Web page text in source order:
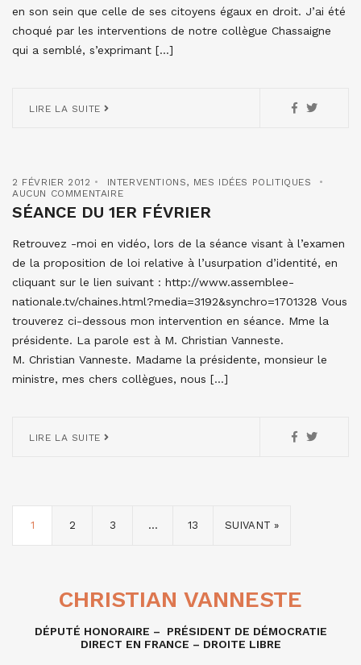
en son sein que celle de ses citoyens égaux en droit. J’ai été
choqué par les interventions de notre collègue Chassaigne
qui a semblé, s’exprimant […]
LIRE LA SUITE
2 FÉVRIER 2012 INTERVENTIONS, MES IDÉES POLITIQUES
AUCUN COMMENTAIRE
SÉANCE DU 1ER FÉVRIER
Retrouvez -moi en vidéo, lors de la séance visant à l’examen
de la proposition de loi relative à l’usurpation d’identité, en
cliquant sur le lien suivant : http://www.assemblee-
nationale.tv/chaines.html?media=3192&synchro=1701328 Vous
trouverez ci-dessous mon intervention en séance. Mme la
présidente. La parole est à M. Christian Vanneste.
M. Christian Vanneste. Madame la présidente, monsieur le
ministre, mes chers collègues, nous […]
LIRE LA SUITE
1 2 3 … 13 SUIVANT »
CHRISTIAN VANNESTE
DÉPUTÉ HONORAIRE – PRÉSIDENT DE DÉMOCRATIE
DIRECT EN FRANCE – DROITE LIBRE